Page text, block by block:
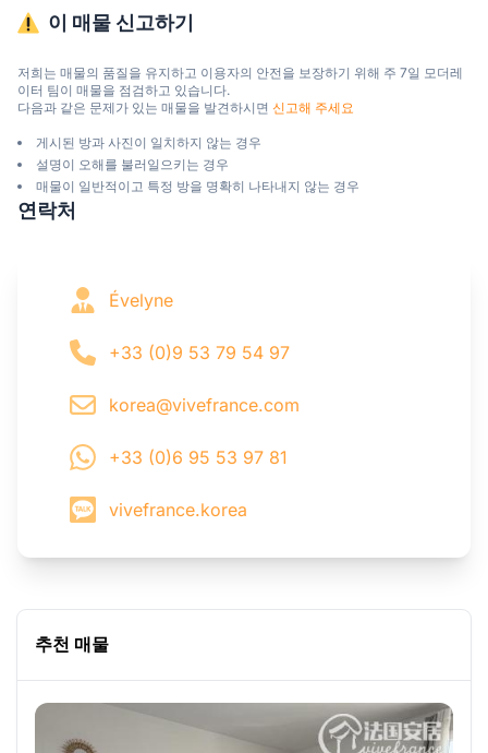
이 매물 신고하기
저희는 매물의 품질을 유지하고 이용자의 안전을 보장하기 위해 주 7일 모더레
이터 팀이 매물을 점검하고 있습니다.
다음과 같은 문제가 있는 매물을 발견하시면 신고해 주세요
게시된 방과 사진이 일치하지 않는 경우
설명이 오해를 불러일으키는 경우
매물이 일반적이고 특정 방을 명확히 나타내지 않는 경우
연락처
Évelyne
+33 (0)9 53 79 54 97
korea@vivefrance.com
+33 (0)6 95 53 97 81
vivefrance.korea
추천 매물